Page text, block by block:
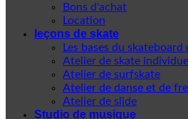
Bons d'achat
Location
leçons de skate
Les bases du
Atelier de skate individuel
Atelier de surfskate
Atelier de danse et de
Atelier de slide
Studio de musique